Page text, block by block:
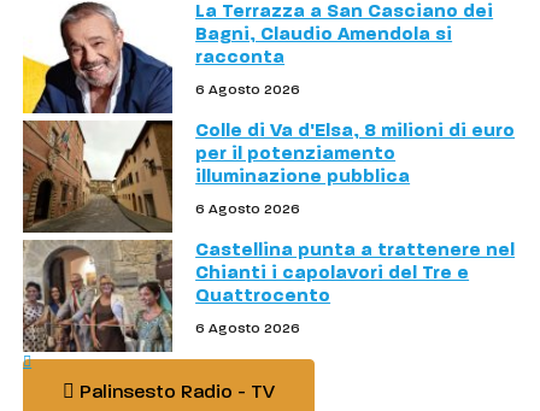
La Terrazza a San Casciano dei
Bagni, Claudio Amendola si
racconta
6 Agosto 2026
Colle di Va d'Elsa, 8 milioni di euro
per il potenziamento
illuminazione pubblica
6 Agosto 2026
Castellina punta a trattenere nel
Chianti i capolavori del Tre e
Quattrocento
6 Agosto 2026
Palinsesto Radio - TV